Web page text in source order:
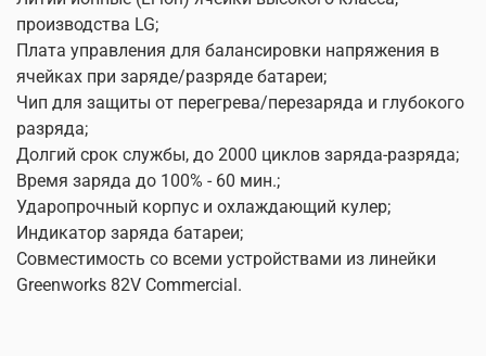
производства LG;
Плата управления для балансировки напряжения в
ячейках при заряде/разряде батареи;
Чип для защиты от перегрева/перезаряда и глубокого
разряда;
Долгий срок службы, до 2000 циклов заряда-разряда;
Время заряда до 100% - 60 мин.;
Ударопрочный корпус и охлаждающий кулер;
Индикатор заряда батареи;
Совместимость со всеми устройствами из линейки
Greenworks 82V Commercial.